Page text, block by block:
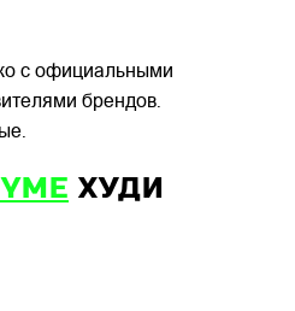
с официальными
брендов.
ХУДИ